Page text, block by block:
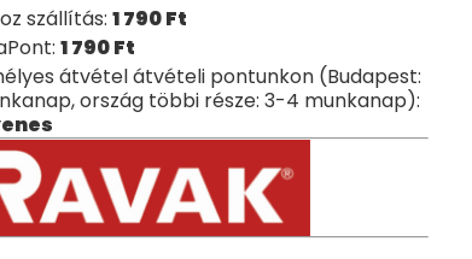
szállítás: 1 790Ft
1 790Ft
átvétel átvételi pontunkon (Budapest:
ország többi része: 3-4 munkanap):